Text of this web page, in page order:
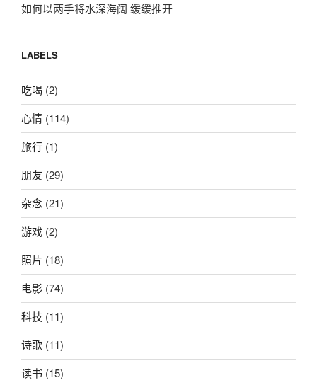
如何以两手将水深海阔 缓缓推开
LABELS
吃喝 (2)
心情 (114)
旅行 (1)
朋友 (29)
杂念 (21)
游戏 (2)
照片 (18)
电影 (74)
科技 (11)
诗歌 (11)
读书 (15)